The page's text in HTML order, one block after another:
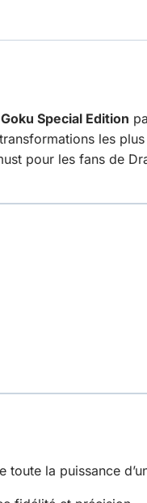
Special Edition
les
pour les fans de
la puissance